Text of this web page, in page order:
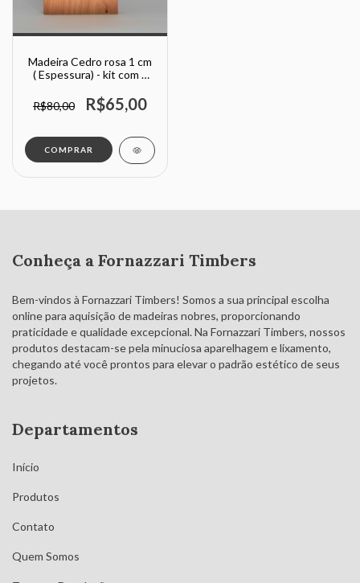
Madeira Cedro rosa 1 cm
( Espessura) - kit com 2
R$80,00
R$65,00
COMPRAR
Conheça a Fornazzari Timbers
Bem-vindos à Fornazzari Timbers! Somos a sua principal escolha
online para aquisição de madeiras nobres, proporcionando
praticidade e qualidade excepcional. Na Fornazzari Timbers, nossos
produtos destacam-se pela minuciosa aparelhagem e lixamento,
chegando até você prontos para elevar o padrão estético de seus
projetos.
Departamentos
Início
Produtos
Contato
Quem Somos